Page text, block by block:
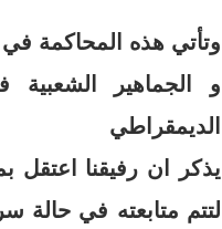
وتأتي هذه المحاكمة
و الجماهير
الديمقراطي
يذكر ان رفيقنا اعتقل